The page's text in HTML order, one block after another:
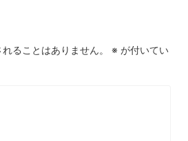
ることはありません。 ※ が付いてい